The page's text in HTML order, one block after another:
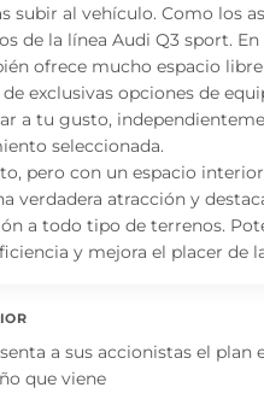
subir al vehículo. Como los
de la línea Audi Q3 sport.
ofrece mucho espacio libre
exclusivas opciones de
a tu gusto,
seleccionada.
pero con un espacio
verdadera atracción y
a todo tipo de terrenos.
y mejora el placer de
a sus accionistas el plan
que viene